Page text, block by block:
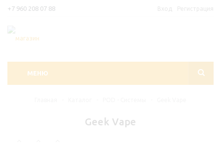
+7 960 208 07 88
МЕНЮ
Geek Vape